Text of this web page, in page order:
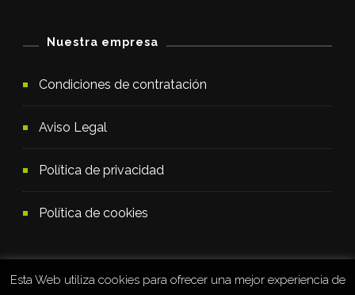
Nuestra empresa
Condiciones de contratación
Aviso Legal
Política de privacidad
Política de cookies
Esta Web utiliza cookies para ofrecer una mejor experiencia de